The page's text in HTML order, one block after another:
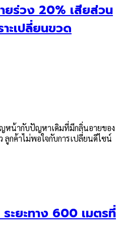
ร่วง 20% เสียส่วน
ะเปลี่ยนขวด
หน้ากับปัญหาเดิมที่มีกลิ่นอายของ
ลูกค้าไม่พอใจกับการเปลี่ยนดีไซน์
ะยะทาง 600 เมตรที่